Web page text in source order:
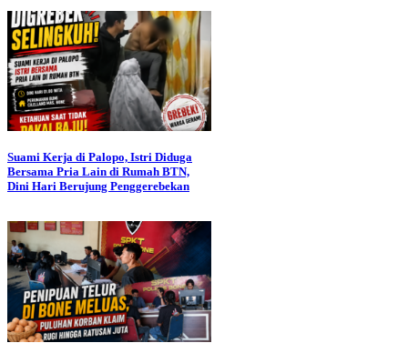
Suami Kerja di Palopo, Istri Diduga
Bersama Pria Lain di Rumah BTN,
Dini Hari Berujung Penggerebekan